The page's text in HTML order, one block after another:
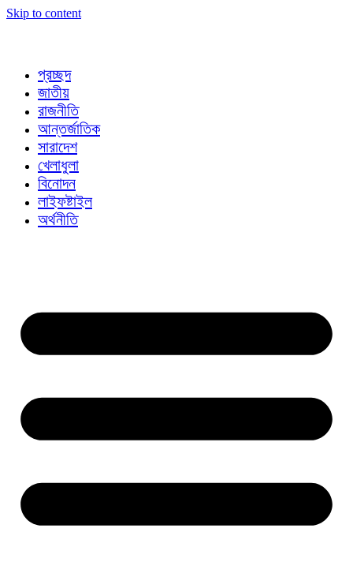
Skip to content
প্রচ্ছদ
জাতীয়
রাজনীতি
আন্তর্জাতিক
সারাদেশ
খেলাধুলা
বিনোদন
লাইফষ্টাইল
অর্থনীতি